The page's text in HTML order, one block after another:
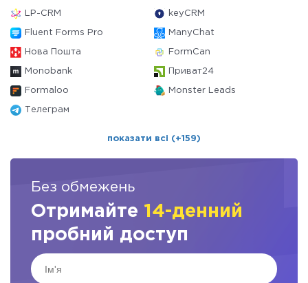
LP-CRM keyCRM
Fluent Forms Pro ManyChat
Нова Пошта FormCan
Monobank Приват24
Formaloo Monster Leads
Телеграм
показати всі (+159)
Без обмежень
Отримайте 14-денний
пробний доступ